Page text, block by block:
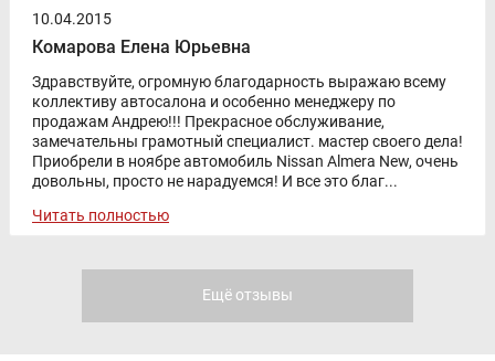
10.04.2015
Комарова Елена Юрьевна
Здравствуйте, огромную благодарность выражаю всему
коллективу автосалона и особенно менеджеру по
продажам Андрею!!! Прекрасное обслуживание,
замечательны грамотный специалист. мастер своего дела!
Приобрели в ноябре автомобиль Nissan Almera New, очень
довольны, просто не нарадуемся! И все это благ...
Читать полностью
Ещё отзывы